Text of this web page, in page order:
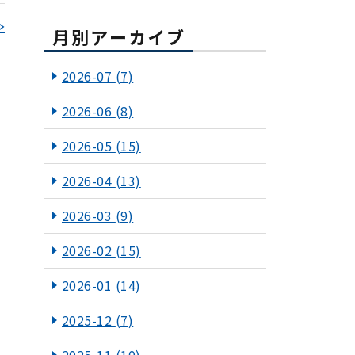
月別アーカイブ
2026-07 (7)
2026-06 (8)
2026-05 (15)
2026-04 (13)
2026-03 (9)
2026-02 (15)
2026-01 (14)
2025-12 (7)